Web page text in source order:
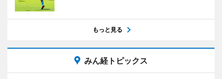
もっと見る
みん経トピックス